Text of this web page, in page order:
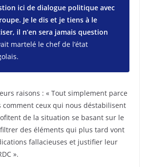
ici de dialogue politique avec
Je le dis et je tiens à le
il n’en sera jamais question
martelé le chef de l’état
raisons : « Tout simplement parce
comment ceux qui nous déstabilisent
de la situation se basant sur le
des éléments qui plus tard vont
fallacieuses et justifier leur
».